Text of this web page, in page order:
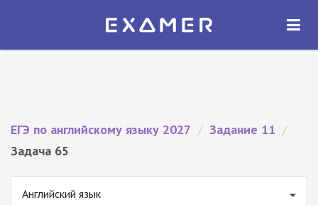
Экзамер — ЕГЭ 2027
ОТКРЫТЬ
ЕГЭ по английскому языку 2027 / Задание 11 /
Задача 65
Английский язык